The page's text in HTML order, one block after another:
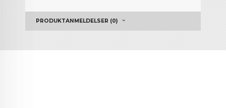
PRODUKTANMELDELSER (0)